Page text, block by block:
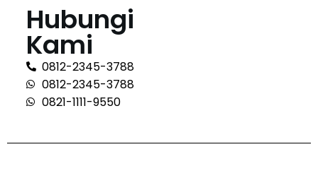
Hubungi
Kami
0812-2345-3788
0812-2345-3788
0821-1111-9550